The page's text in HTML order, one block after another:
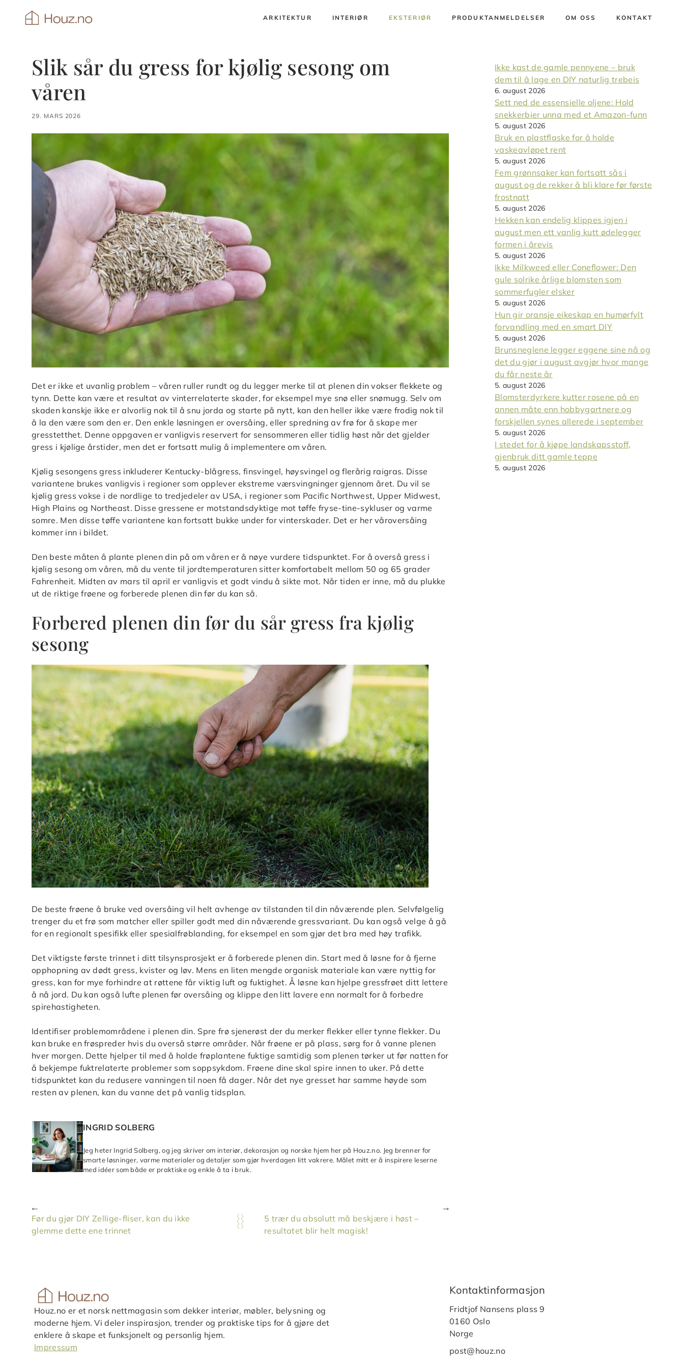
ARKITEKTUR INTERIØR EKSTERIØR PRODUKTANMELDELSER OM OSS KONTAKT
Slik sår du gress for kjølig sesong om
våren
29. MARS 2026
Det er ikke et uvanlig problem – våren ruller rundt og du legger merke til at plenen din vokser flekkete og
tynn. Dette kan være et resultat av vinterrelaterte skader, for eksempel mye snø eller snømugg. Selv om
skaden kanskje ikke er alvorlig nok til å snu jorda og starte på nytt, kan den heller ikke være frodig nok til
å la den være som den er. Den enkle løsningen er oversåing, eller spredning av frø for å skape mer
gresstetthet. Denne oppgaven er vanligvis reservert for sensommeren eller tidlig høst når det gjelder
gress i kjølige årstider, men det er fortsatt mulig å implementere om våren.
Kjølig sesongens gress inkluderer Kentucky-blågress, finsvingel, høysvingel og flerårig raigras. Disse
variantene brukes vanligvis i regioner som opplever ekstreme værsvingninger gjennom året. Du vil se
kjølig gress vokse i de nordlige to tredjedeler av USA, i regioner som Pacific Northwest, Upper Midwest,
High Plains og Northeast. Disse gressene er motstandsdyktige mot tøffe fryse-tine-sykluser og varme
somre. Men disse tøffe variantene kan fortsatt bukke under for vinterskader. Det er her våroversåing
kommer inn i bildet.
Den beste måten å plante plenen din på om våren er å nøye vurdere tidspunktet. For å overså gress i
kjølig sesong om våren, må du vente til jordtemperaturen sitter komfortabelt mellom 50 og 65 grader
Fahrenheit. Midten av mars til april er vanligvis et godt vindu å sikte mot. Når tiden er inne, må du plukke
ut de riktige frøene og forberede plenen din før du kan så.
Forbered plenen din før du sår gress fra kjølig
sesong
De beste frøene å bruke ved oversåing vil helt avhenge av tilstanden til din nåværende plen. Selvfølgelig
trenger du et frø som matcher eller spiller godt med din nåværende gressvariant. Du kan også velge å gå
for en regionalt spesifikk eller spesialfrøblanding, for eksempel en som gjør det bra med høy trafikk.
Det viktigste første trinnet i ditt tilsynsprosjekt er å forberede plenen din. Start med å løsne for å fjerne
opphopning av dødt gress, kvister og løv. Mens en liten mengde organisk materiale kan være nyttig for
gress, kan for mye forhindre at røttene får viktig luft og fuktighet. Å løsne kan hjelpe gressfrøet ditt lettere
å nå jord. Du kan også lufte plenen før oversåing og klippe den litt lavere enn normalt for å forbedre
spirehastigheten.
Identifiser problemområdene i plenen din. Spre frø sjenerøst der du merker flekker eller tynne flekker. Du
kan bruke en frøspreder hvis du overså større områder. Når frøene er på plass, sørg for å vanne plenen
hver morgen. Dette hjelper til med å holde frøplantene fuktige samtidig som plenen tørker ut før natten for
å bekjempe fuktrelaterte problemer som soppsykdom. Frøene dine skal spire innen to uker. På dette
tidspunktet kan du redusere vanningen til noen få dager. Når det nye gresset har samme høyde som
resten av plenen, kan du vanne det på vanlig tidsplan.
INGRID SOLBERG
Jeg heter Ingrid Solberg, og jeg skriver om interiør, dekorasjon og norske hjem her på Houz.no. Jeg brenner for
smarte løsninger, varme materialer og detaljer som gjør hverdagen litt vakrere. Målet mitt er å inspirere leserne
med idéer som både er praktiske og enkle å ta i bruk.
Før du gjør DIY Zellige-fliser, kan du ikke
glemme dette ene trinnet
5 trær du absolutt må beskjære i høst –
resultatet blir helt magisk!
Ikke kast de gamle pennyene – bruk
dem til å lage en DIY naturlig trebeis
6. august 2026
Sett ned de essensielle oljene: Hold
snekkerbier unna med et Amazon-funn
5. august 2026
Bruk en plastflaske for å holde
vaskeavløpet rent
5. august 2026
Fem grønnsaker kan fortsatt sås i
august og de rekker å bli klare før første
frostnatt
5. august 2026
Hekken kan endelig klippes igjen i
august men ett vanlig kutt ødelegger
formen i årevis
5. august 2026
Ikke Milkweed eller Coneflower: Den
gule solrike årlige blomsten som
sommerfugler elsker
5. august 2026
Hun gir oransje eikeskap en humørfylt
forvandling med en smart DIY
5. august 2026
Brunsneglene legger eggene sine nå og
det du gjør i august avgjør hvor mange
du får neste år
5. august 2026
Blomsterdyrkere kutter rosene på en
annen måte enn hobbygartnere og
forskjellen synes allerede i september
5. august 2026
I stedet for å kjøpe landskapsstoff,
gjenbruk ditt gamle teppe
5. august 2026
Houz.no er et norsk nettmagasin som dekker interiør, møbler, belysning og
moderne hjem. Vi deler inspirasjon, trender og praktiske tips for å gjøre det
enklere å skape et funksjonelt og personlig hjem.
Impressum
Kontaktinformasjon
Fridtjof Nansens plass 9
0160 Oslo
Norge
post@houz.no